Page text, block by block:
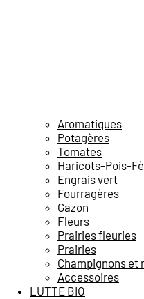
Aromatiques
Potagères
Tomates
Haricots-Pois-
Engrais vert
Fourragères
Gazon
Fleurs
Prairies fleuries
Prairies
Champignons et
Accessoires
LUTTE BIO